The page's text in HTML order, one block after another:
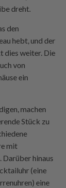
dreht.
den
hebt, und der
dies weiter. Die
von
ein
machen
Stück zu
mit
Darüber hinaus
(eine
eine